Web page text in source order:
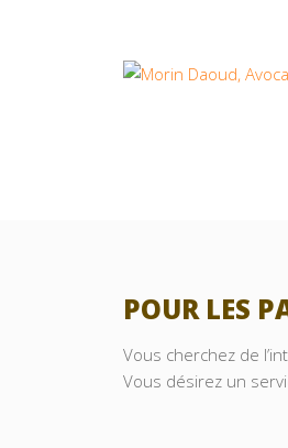
POUR LES
Vous cherchez de
Vous désirez un